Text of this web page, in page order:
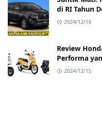
di RI Tahun
2024/12/16
Review
Performa
2024/12/15